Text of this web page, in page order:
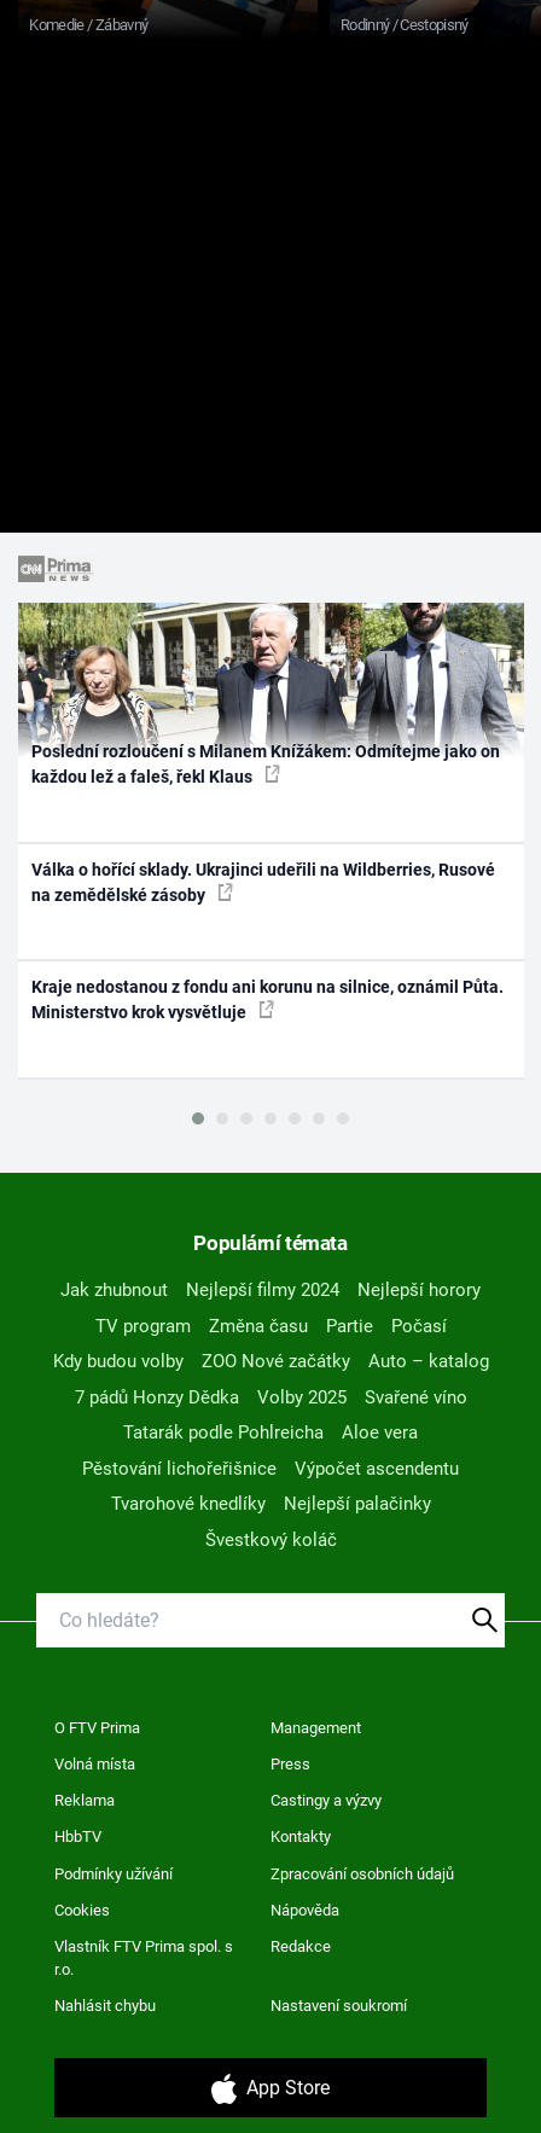
Komedie / Zábavný Rodinný / Cestopisný
Poslední rozloučení s Milanem Knížákem: Odmítejme jako on
každou lež a faleš, řekl Klaus
Válka o hořící sklady. Ukrajinci udeřili na Wildberries, Rusové
na zemědělské zásoby
Kraje nedostanou z fondu ani korunu na silnice, oznámil Půta.
Ministerstvo krok vysvětluje
Populární témata
Jak zhubnout Nejlepší filmy 2024
Nejlepší horory
TV program
Změna času Partie
Počasí
Kdy budou volby
ZOO Nové začátky
Auto – katalog
7 pádů Honzy Dědka
Volby 2025
Svařené víno
Tatarák podle Pohlreicha
Aloe vera
Pěstování lichořeřišnice
Výpočet ascendentu
Tvarohové knedlíky
Nejlepší palačinky
Švestkový koláč
O FTV Prima Management
Volná místa Press
Reklama Castingy a výzvy
HbbTV Kontakty
Podmínky užívání Zpracování osobních údajů
Cookies Nápověda
Vlastník FTV Prima spol. s
r.o.
Redakce
Nahlásit chybu Nastavení soukromí
App Store